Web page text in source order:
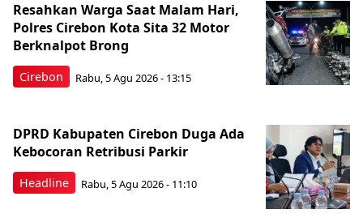
Cirebon
Resahkan Warga Saat Malam Hari,
Polres Cirebon Kota Sita 32 Motor
Berknalpot Brong
Rabu, 5 Agu 2026 - 13:15
Headline
DPRD Kabupaten Cirebon Duga Ada
Kebocoran Retribusi Parkir
Rabu, 5 Agu 2026 - 11:10